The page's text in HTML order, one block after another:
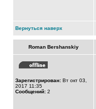
Вернуться наверх
Roman Bershanskiy
Зарегистрирован: Вт окт 03,
2017 11:35
Сообщений: 2